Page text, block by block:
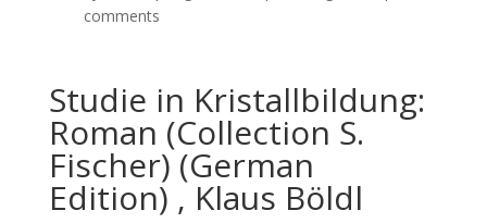
comments
Studie in Kristallbildung:
Roman (Collection S.
Fischer) (German
Edition) , Klaus Böldl